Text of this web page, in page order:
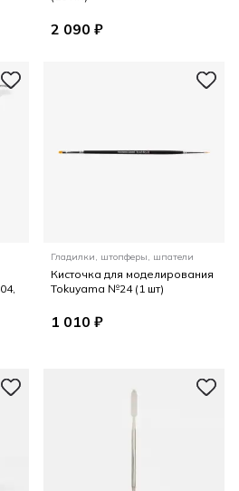
2 090 ₽
Гладилки, штопферы, шпатели
Кисточка для моделирования
Tokuyama №24 (1 шт)
1 010 ₽